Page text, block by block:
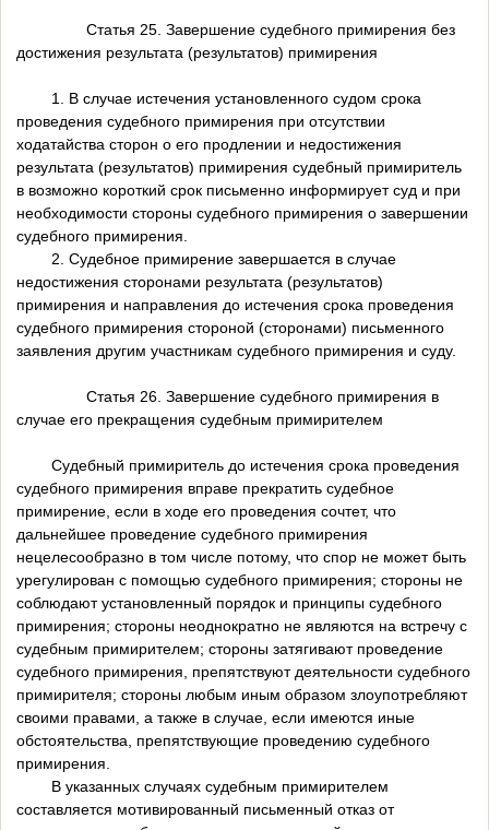
Статья 25. Завершение судебного примирения без
достижения результата (результатов) примирения
1. В случае истечения установленного судом срока
проведения судебного примирения при отсутствии
ходатайства сторон о его продлении и недостижения
результата (результатов) примирения судебный примиритель
в возможно короткий срок письменно информирует суд и при
необходимости стороны судебного примирения о завершении
судебного примирения.
2. Судебное примирение завершается в случае
недостижения сторонами результата (результатов)
примирения и направления до истечения срока проведения
судебного примирения стороной (сторонами) письменного
заявления другим участникам судебного примирения и суду.
Статья 26. Завершение судебного примирения в
случае его прекращения судебным примирителем
Судебный примиритель до истечения срока проведения
судебного примирения вправе прекратить судебное
примирение, если в ходе его проведения сочтет, что
дальнейшее проведение судебного примирения
нецелесообразно в том числе потому, что спор не может быть
урегулирован с помощью судебного примирения; стороны не
соблюдают установленный порядок и принципы судебного
примирения; стороны неоднократно не являются на встречу с
судебным примирителем; стороны затягивают проведение
судебного примирения, препятствуют деятельности судебного
примирителя; стороны любым иным образом злоупотребляют
своими правами, а также в случае, если имеются иные
обстоятельства, препятствующие проведению судебного
примирения.
В указанных случаях судебным примирителем
составляется мотивированный письменный отказ от